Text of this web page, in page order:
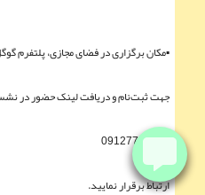
▪︎مکان برگزاری در فضای مجازی، پلتفرم
جهت ثبت‌نام و دریافت لینک حضور در
09127715155
ارتباط برقرار نمایید.